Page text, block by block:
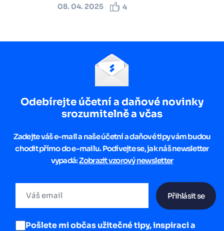
08. 04. 2025 4
Odebírejte účetní a daňové novinky
srozumitelně a včas
Zadejte váš e-mail a naše účetní a daňové tipy vám budou
chodit přímo do e-mailu. Podívejte se, jak náš newsletter
vypadá:Zobrazit vzorový newsletter
Přihlásit se
Pošlete mi občas užitečné tipy, inspiraci a